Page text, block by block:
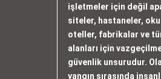
işletmeler için değil
siteler, hastaneler,
oteller, fabrikalar ve
alanları için
güvenlik unsurudur.
yangın sırasında